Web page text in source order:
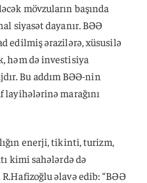
mövzuların başında
siyasət dayanır. BƏƏ
edilmiş ərazilərə, xüsusilə
həm də investisiya
Bu addım BƏƏ-nin
layihələrinə marağını
enerji, tikinti, turizm,
kimi sahələrdə də
əlavə edib: “BƏƏ